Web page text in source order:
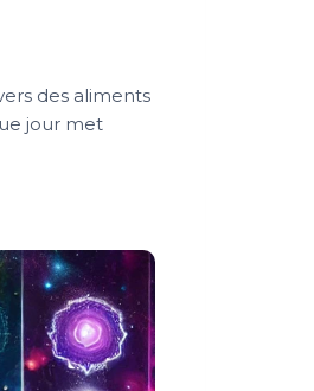
des aliments
jour met